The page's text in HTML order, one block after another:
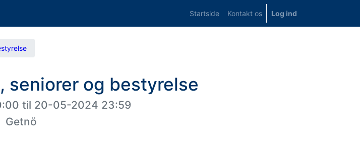
Startside Kontakt os Log ind
seniorer og bestyrelse
til 20-05-2024 23:59
Getnö